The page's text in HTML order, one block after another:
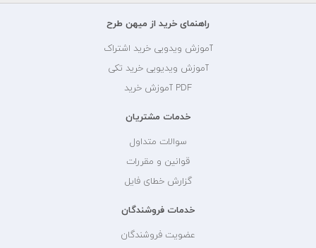
راهنمای خرید از میهن طرح
آموزش ویدویی خرید اشتراک
آموزش ویدیویی خرید تکی
PDF آموزش خرید
خدمات مشتریان
سوالات متداول
قوانین و مقررات
گزارش خطای فایل
خدمات فروشندگان
عضویت فروشندگان